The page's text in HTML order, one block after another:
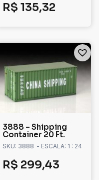
R$ 135,32
3888 – Shipping
Container 20 Ft.
SKU: 3888 - ESCALA: 1 : 24
R$ 299,43